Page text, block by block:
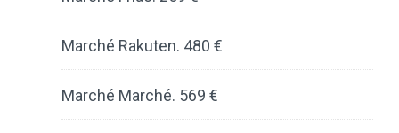
Marché Rakuten. 480 €
Marché Marché. 569 €